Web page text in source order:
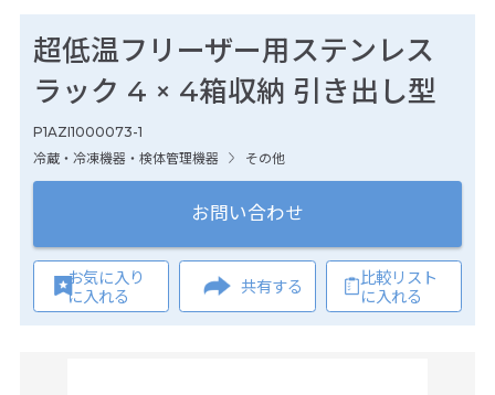
超低温フリーザー用ステンレス
ラック 4 × 4箱収納 引き出し型
P1AZI1000073-1
冷蔵・冷凍機器・検体管理機器
その他
お問い合わせ
お気に入り
に入れる
共有する
比較リスト
に入れる